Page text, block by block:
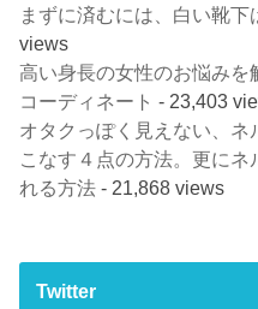
まずに済むには、白い靴下
views
高い身長の女性のお悩みを
コーディネート - 23,403
オタクっぽく見えない、
こなす４点の方法。更に
れる方法 - 21,868 views
Twitter